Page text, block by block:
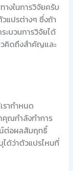
งในการวิจัยครับ
แปรต่างๆ ซึ่งถ้า
ะบวนการวิจัยได้
วคิดถึงสำคัญและ
รากำหนด
คุณกำลังทำการ
น์ต่อผลสัมฤทธิ์
ด้ว่าตัวแปรไหนที่